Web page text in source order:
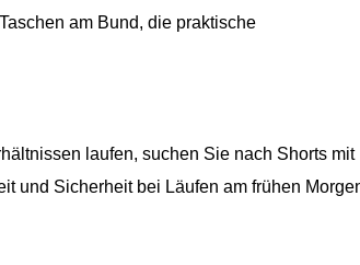
am Bund, die praktische
laufen, suchen Sie nach Shorts mit
und Sicherheit bei Läufen am frühen